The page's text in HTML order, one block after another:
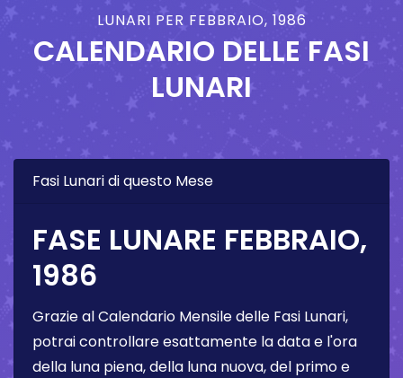
LUNARI PER FEBBRAIO, 1986
CALENDARIO DELLE FASI
LUNARI
Fasi Lunari di questo Mese
FASE LUNARE FEBBRAIO,
1986
Grazie al Calendario Mensile delle Fasi Lunari,
potrai controllare esattamente la data e l'ora
della luna piena, della luna nuova, del primo e